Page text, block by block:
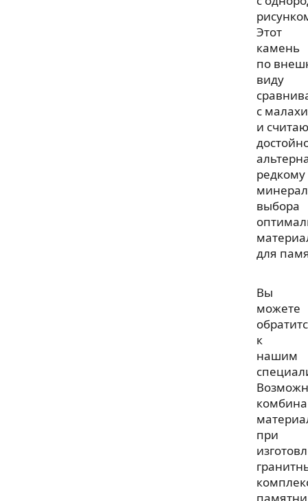
Этот
камень
по
виду
с
и
редкому
выбора
для
Вы
можете
к
нашим
при